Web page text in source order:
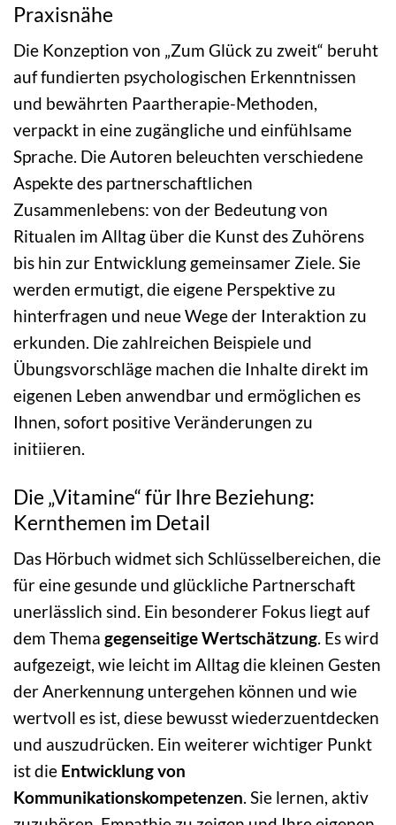
Praxisnähe
Die Konzeption von „Zum Glück zu zweit“ beruht
auf fundierten psychologischen Erkenntnissen
und bewährten Paartherapie-Methoden,
verpackt in eine zugängliche und einfühlsame
Sprache. Die Autoren beleuchten verschiedene
Aspekte des partnerschaftlichen
Zusammenlebens: von der Bedeutung von
Ritualen im Alltag über die Kunst des Zuhörens
bis hin zur Entwicklung gemeinsamer Ziele. Sie
werden ermutigt, die eigene Perspektive zu
hinterfragen und neue Wege der Interaktion zu
erkunden. Die zahlreichen Beispiele und
Übungsvorschläge machen die Inhalte direkt im
eigenen Leben anwendbar und ermöglichen es
Ihnen, sofort positive Veränderungen zu
initiieren.
Die „Vitamine“ für Ihre Beziehung:
Kernthemen im Detail
Das Hörbuch widmet sich Schlüsselbereichen, die
für eine gesunde und glückliche Partnerschaft
unerlässlich sind. Ein besonderer Fokus liegt auf
dem Thema gegenseitige Wertschätzung. Es wird
aufgezeigt, wie leicht im Alltag die kleinen Gesten
der Anerkennung untergehen können und wie
wertvoll es ist, diese bewusst wiederzuentdecken
und auszudrücken. Ein weiterer wichtiger Punkt
ist die Entwicklung von
Kommunikationskompetenzen. Sie lernen, aktiv